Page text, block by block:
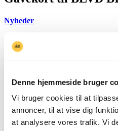
Denne hjemmeside bruger
Vi bruger cookies til at
annoncer, til at vise dig
at analysere vores trafik. Vi
Nyheder